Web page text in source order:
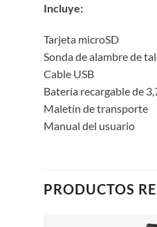
Incluye:
Tarjeta microSD
Sonda de alambre de
Cable USB
Batería recargable de
Maletín de transporte
Manual del usuario
PRODUCTOS